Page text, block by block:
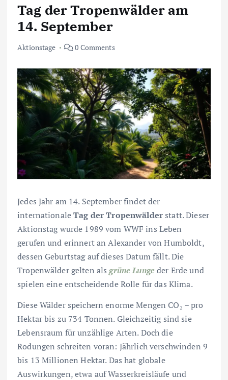
Tag der Tropenwälder am
14. September
Aktionstage 0 Comments
Jedes Jahr am 14. September findet der
internationaleTag der Tropenwälderstatt. Dieser
Aktionstag wurde 1989 vom WWF ins Leben
gerufen und erinnert an Alexander von Humboldt,
dessen Geburtstag auf dieses Datum fällt. Die
Tropenwälder gelten alsgrüne Lungeder Erde und
spielen eine entscheidende Rolle für das Klima.
Diese Wälder speichern enorme Mengen CO₂ – pro
Hektar bis zu 734 Tonnen. Gleichzeitig sind sie
Lebensraum für unzählige Arten. Doch die
Rodungen schreiten voran: Jährlich verschwinden 9
bis 13 Millionen Hektar. Das hat globale
Auswirkungen, etwa auf Wasserkreisläufe und